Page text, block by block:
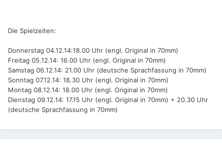
Die Spielzeiten:
Donnerstag 04.12.14:18.00 Uhr (engl. Original in 70mm)
Freitag 05.12.14: 16.00 Uhr (engl. Original in 70mm)
Samstag 06.12.14: 21.00 Uhr (deutsche Sprachfassung in 70mm)
Sonntag 07.12.14: 18.30 Uhr (engl. Original in 70mm)
Montag 08.12.14: 18.00 Uhr (engl. Original in 70mm)
Dienstag 09.12.14: 17.15 Uhr (engl. Original in 70mm) + 20.30 Uhr
(deutsche Sprachfassung in 70mm)